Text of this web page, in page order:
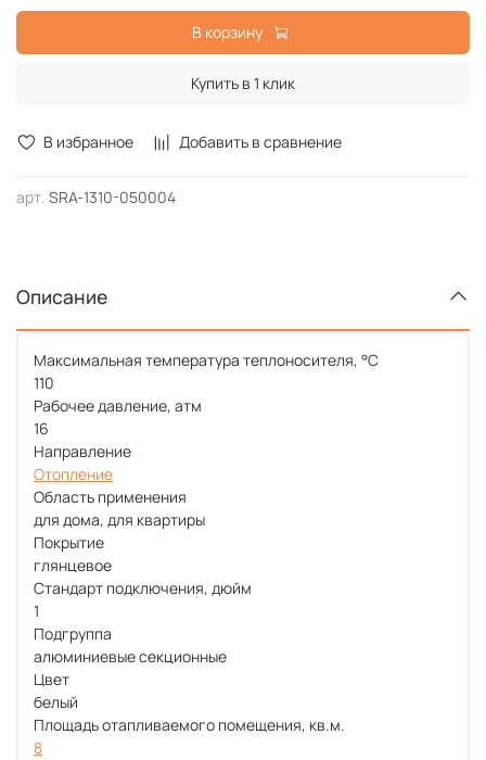
В избранное Добавить в сравнение
арт. SRA-1310-050004
В корзину
Купить в 1 клик
Описание
Максимальная температура теплоносителя, °С
110
Рабочее давление, атм
16
Направление
Отопление
Область применения
для дома, для квартиры
Покрытие
глянцевое
Стандарт подключения, дюйм
1
Подгруппа
алюминиевые секционные
Цвет
белый
Площадь отапливаемого помещения, кв.м.
8